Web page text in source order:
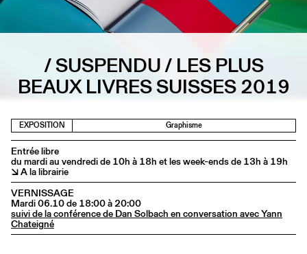
Informations
/ SUSPENDU / LES PLUS
BEAUX LIVRES SUISSES 2019
EXPOSITION Graphisme
Entrée libre
du mardi au vendredi de 10h à 18h et les week-ends de 13h à 19h
↘ A la librairie
VERNISSAGE
Mardi 06.10 de 18:00 à 20:00
suivi de la conférence de Dan Solbach en conversation avec Yann
Chateigné